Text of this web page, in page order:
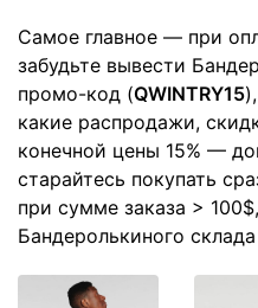
Самое главное — при
забудьте вывести
промо-код (QWINTRY15
какие распродажи,
конечной цены 15% —
старайтесь покупать
при сумме заказа >
Бандеролькиного